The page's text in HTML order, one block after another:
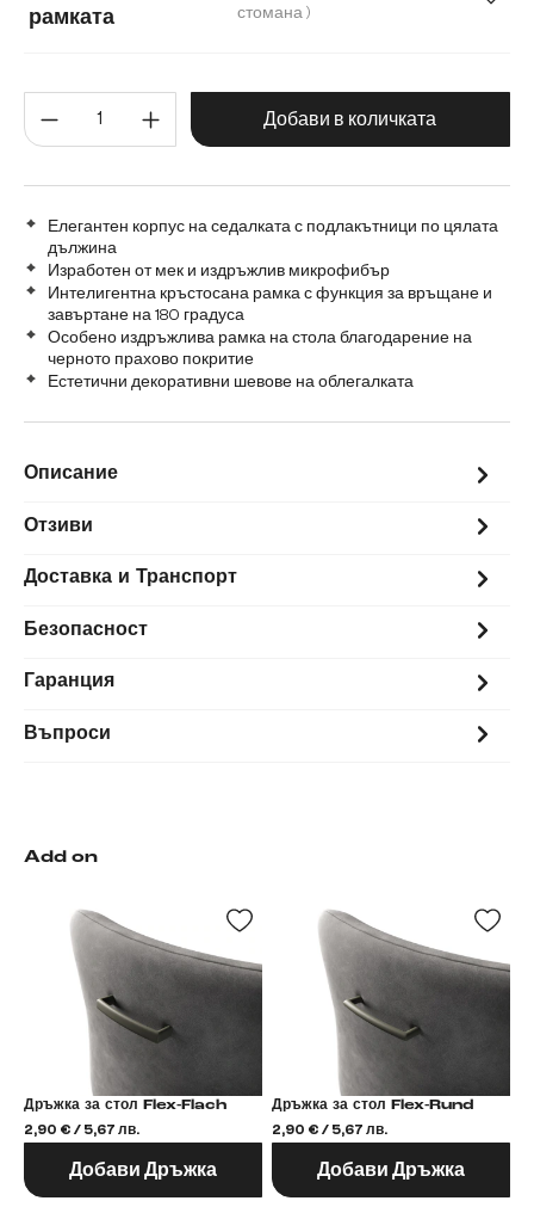
Микрофибър/букле, микрофибър
рамката
стомана )
Графитена неръждаема стомана Дъб
Количество на продукта:
Добави в количката
Елегантен корпус на седалката с подлакътници по цялата
дължина
Изработен от мек и издръжлив микрофибър
Интелигентна кръстосана рамка с функция за връщане и
завъртане на 180 градуса
Особено издръжлива рамка на стола благодарение на
черното прахово покритие
Естетични декоративни шевове на облегалката
Описание
Отзиви
Доставка и Транспорт
Безопасност
Гаранция
Въпроси
Add on
Дръжка за стол Flex-Flach
2,90 € / 5,67 лв.
Добави Дръжка
Дръжка за стол Flex-Rund
2,90 € / 5,67 лв.
Добави Дръжка